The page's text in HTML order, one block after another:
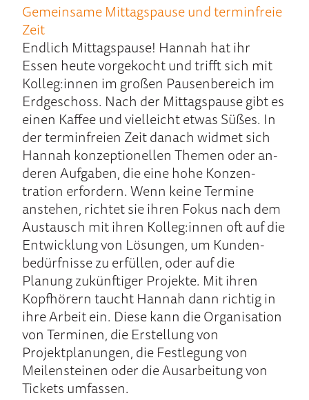
Gemeinsame Mit­tags­pau­se und termin­freie
Zeit
End­lich Mittags­pause! Hannah hat ihr
Essen heute vor­gekocht und trifft sich mit
Kolleg:innen im großen Pausen­bereich im
Erd­geschoss. Nach der Mittags­pause gibt es
einen Kaffee und vielleicht etwas Süßes. In
der terminfreien Zeit danach widmet sich
Hannah konzeptio­nellen Themen oder an­
deren Aufgaben, die eine hohe Konzen­
tration erfordern. Wenn keine Termine
anstehen, richtet sie ihren Fo­kus nach dem
Aus­tausch mit ihren Kolleg:innen oft auf die
Ent­wicklung von Lö­sungen, um Kunden­
bedürf­nisse zu erfüllen, oder auf die
Planung zukünftiger Projekte. Mit ihren
Kopfhörern taucht Hannah dann richtig in
ihre Arbeit ein. Diese kann die Organisation
von Terminen, die Erstellung von
Projektplanungen, die Festlegung von
Meilensteinen oder die Ausarbeitung von
Tickets umfassen.